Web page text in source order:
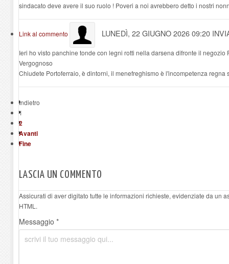
sindacato deve avere il suo ruolo ! Poveri a noi avrebbero detto i nostri
Link al commento LUNEDÌ, 22 GIUGNO 2026 09:20
Ieri ho visto panchine tonde con legni rotti nella darsena difronte il negozio
Vergognoso
Chiudete Portoferraio, è dintorni, il menefreghismo è l'incompetenza regna
Indietro
1
2
Avanti
Fine
LASCIA UN COMMENTO
Assicurati di aver digitato tutte le informazioni richieste, evidenziate da un
HTML.
Messaggio *